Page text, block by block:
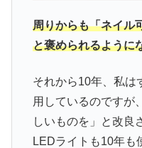
周りからも「ネイル
と褒められるように
それから10年、私は
用しているのですが
しいものを」と改良
LEDライトも10年も